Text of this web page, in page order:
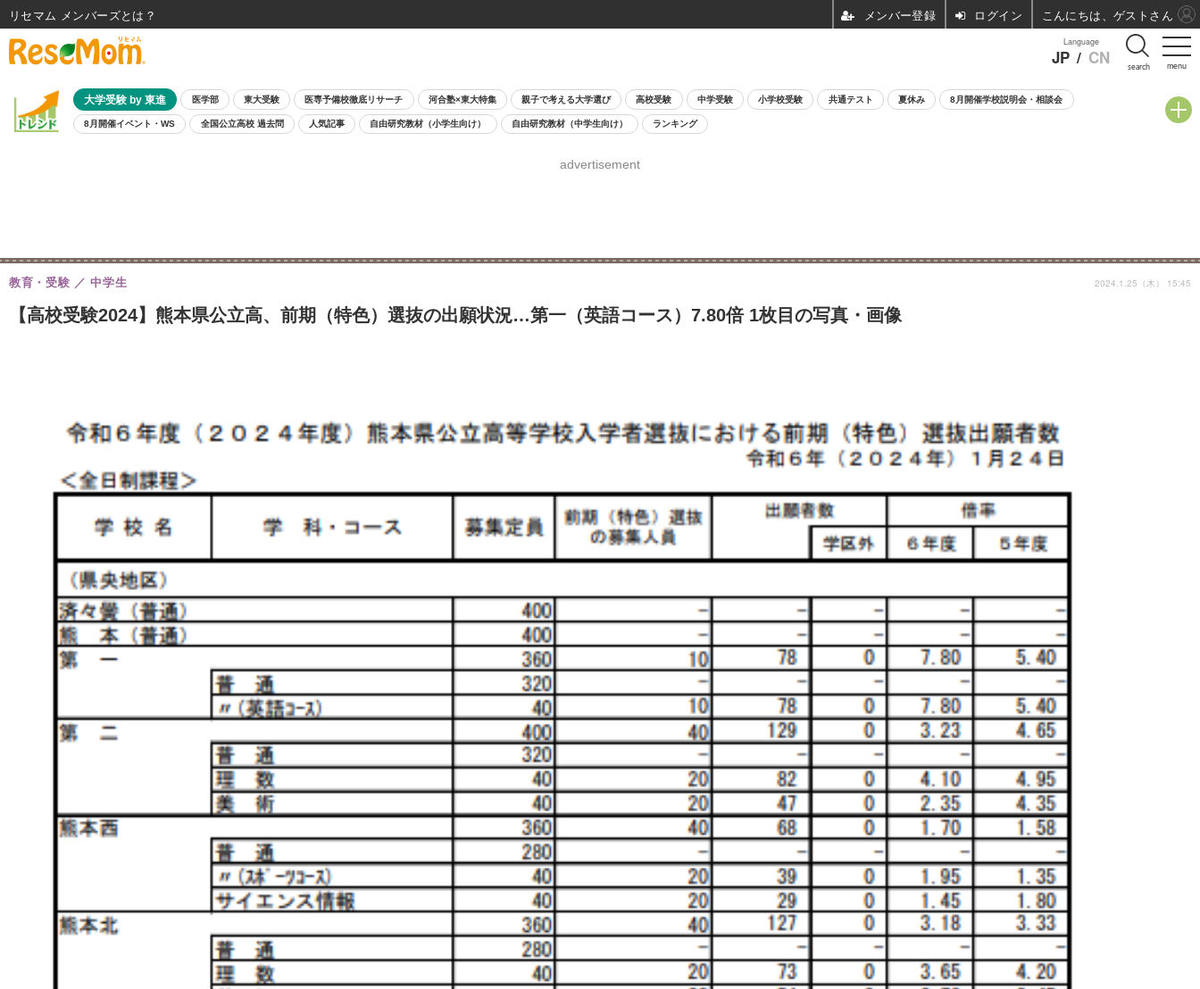
menu
Language
JP / CN search
大学受験 by 東進 医学部 東大受験 医専予備校徹底リサーチ 河合塾×東大特集 親子で考える大学選び 高校受験 中学受験 小学校受験 共通テスト 夏休み 8月開催学校説明会・相談会
8月開催イベント・WS 全国公立高校 過去問 人気記事 自由研究教材（小学生向け） 自由研究教材（中学生向け） ランキング
advertisement
【高校受験2024】熊本県公立高、前期（特色）選抜の出願状況…第一（英語コース）7.80倍 1枚目の写真・画像
教育・受験 中学生 2024.1.25（木） 15:45
リセマム メンバーズ ログイン こんにちは、ゲストさん